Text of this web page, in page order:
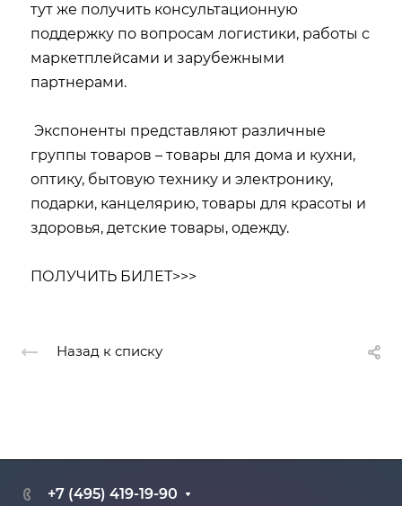
тут же получить консультационную
поддержку по вопросам логистики, работы с
маркетплейсами и зарубежными
партнерами.
Экспоненты представляют различные
группы товаров – товары для дома и кухни,
оптику, бытовую технику и электронику,
подарки, канцелярию, товары для красоты и
здоровья, детские товары, одежду.
ПОЛУЧИТЬ БИЛЕТ>>>
Назад к списку
+7 (495) 419-19-90